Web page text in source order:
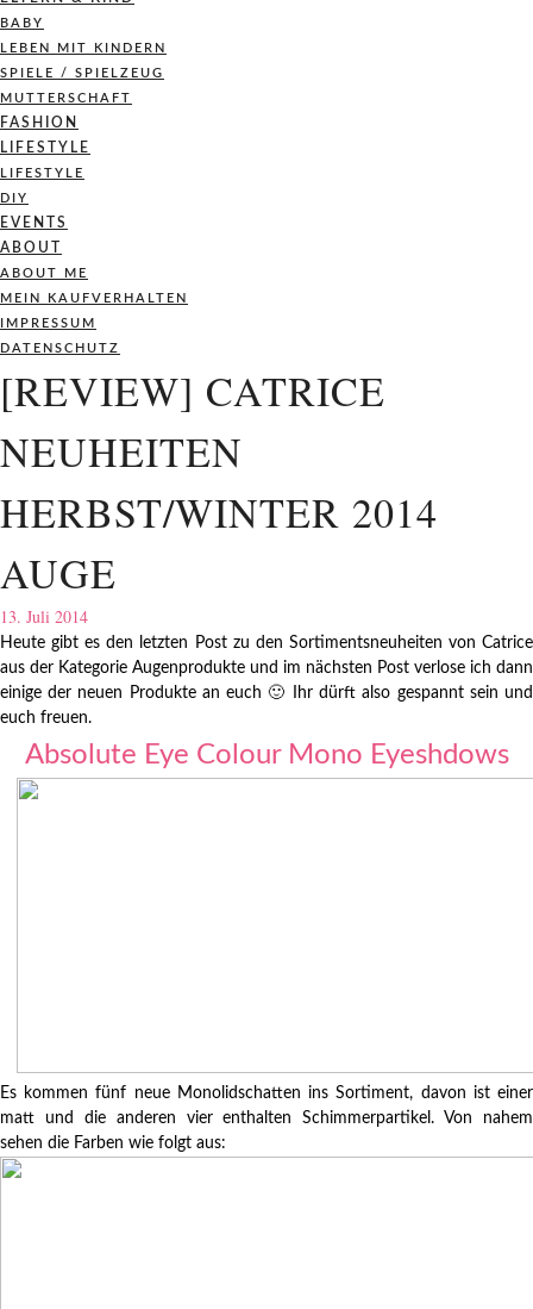
BABY
LEBEN MIT KINDERN
SPIELE / SPIELZEUG
MUTTERSCHAFT
FASHION
LIFESTYLE
LIFESTYLE
DIY
EVENTS
ABOUT
ABOUT ME
MEIN KAUFVERHALTEN
IMPRESSUM
DATENSCHUTZ
[REVIEW] CATRICE
NEUHEITEN
HERBST/WINTER 2014
AUGE
13. Juli 2014
Heute gibt es den letzten Post zu den Sortimentsneuheiten von Catrice
aus der Kategorie Augenprodukte und im nächsten Post verlose ich dann
einige der neuen Produkte an euch 🙂 Ihr dürft also gespannt sein und
euch freuen.
Absolute Eye Colour Mono Eyeshdows
Es kommen fünf neue Monolidschatten ins Sortiment, davon ist einer
matt und die anderen vier enthalten Schimmerpartikel. Von nahem
sehen die Farben wie folgt aus: